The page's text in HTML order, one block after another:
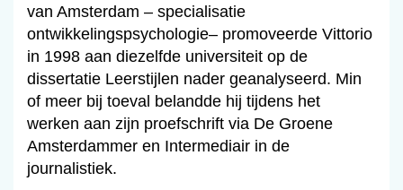
van Amsterdam – specialisatie
ontwikkelingspsychologie– promoveerde Vittorio
in 1998 aan diezelfde universiteit op de
dissertatie Leerstijlen nader geanalyseerd. Min
of meer bij toeval belandde hij tijdens het
werken aan zijn proefschrift via De Groene
Amsterdammer en Intermediair in de
journalistiek.